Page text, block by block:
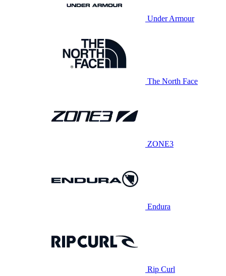
Under Armour
The North Face
ZONE3
Endura
Rip Curl